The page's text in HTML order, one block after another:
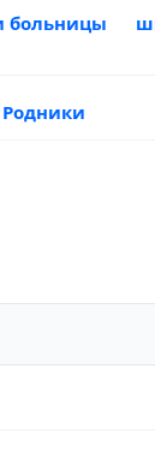
больницы
Родники